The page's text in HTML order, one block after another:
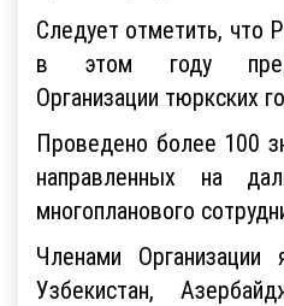
Следует отметить, что
в этом году
Организации тюркских
Проведено более 100
направленных на
многопланового
Членами Организации
Узбекистан,